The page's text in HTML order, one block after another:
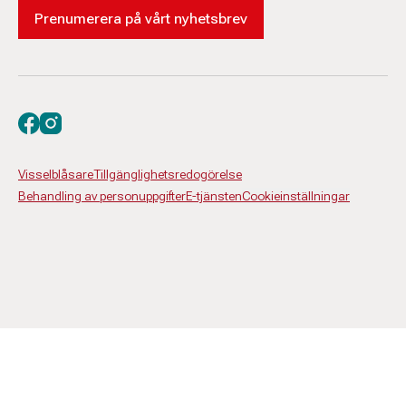
Prenumerera på vårt nyhetsbrev
VisselblåsareTillgänglighetsredogörelse
Behandling av personuppgifterE-tjänstenCookieinställningar
Besök oss på facebook
Besök oss på instagram